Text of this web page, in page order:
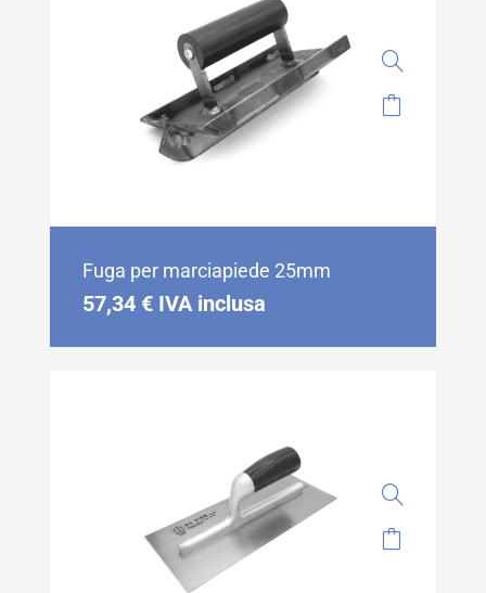
Fuga per marciapiede 25mm
57,34 € IVA inclusa